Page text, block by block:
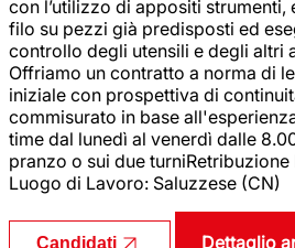
con l’utilizzo di appositi strumenti,
filo su pezzi già predisposti ed
controllo degli utensili e degli altri
Offriamo un contratto a norma di
iniziale con prospettiva di
commisurato in base
time dal lunedì al venerdì dalle
pranzo o sui due
Luogo di Lavoro: Saluzzese (CN)
Candidati Dettaglio